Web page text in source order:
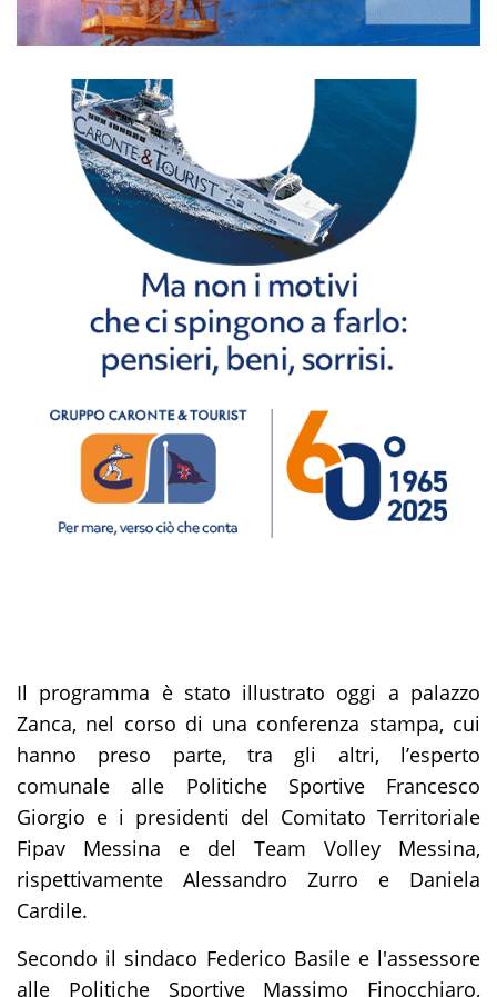
Il programma è stato illustrato oggi a palazzo
Zanca, nel corso di una conferenza stampa, cui
hanno preso parte, tra gli altri, l’esperto
comunale alle Politiche Sportive Francesco
Giorgio e i presidenti del Comitato Territoriale
Fipav Messina e del Team Volley Messina,
rispettivamente Alessandro Zurro e Daniela
Cardile.
Secondo il sindaco Federico Basile e l'assessore
alle Politiche Sportive Massimo Finocchiaro,